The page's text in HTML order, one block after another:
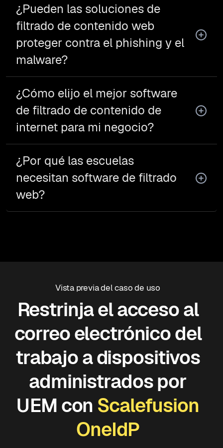
¿Pueden las soluciones de
filtrado de contenido web
proteger contra el phishing y el
malware?
¿Cómo elijo el mejor software
de filtrado de contenido de
internet para mi negocio?
¿Por qué las escuelas
necesitan software de filtrado
web?
Vista previa del caso de uso
Restrinja el acceso al
correo electrónico del
trabajo a dispositivos
administrados por
UEM con Scalefusion
OneIdP